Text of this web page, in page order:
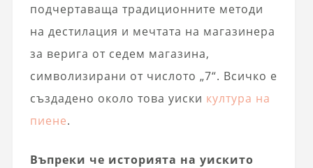
подчертаваща традиционните методи
на дестилация и мечтата на магазинера
за верига от седем магазина,
символизирани от числото „7“. Всичко е
създадено около това уиски култура на
пиене.
Въпреки че историята на уискито